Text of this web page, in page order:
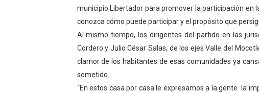
Fundecem inició con éxito el taller
El Lactario del Iahula celebra la
Plan Vacacional "Venezuela Ríe
Iniciación al yoga reúne a
municipio Libertador para promover la participación en
conozca cómo puede participar y el propósito que
Al mismo tiempo, los dirigentes del partido en las
Cordero y Julio César Salas, de los ejes Valle del
clamor de los habitantes de esas comunidades ya
sometido.
“En estos casa por casa le expresamos a la gente la